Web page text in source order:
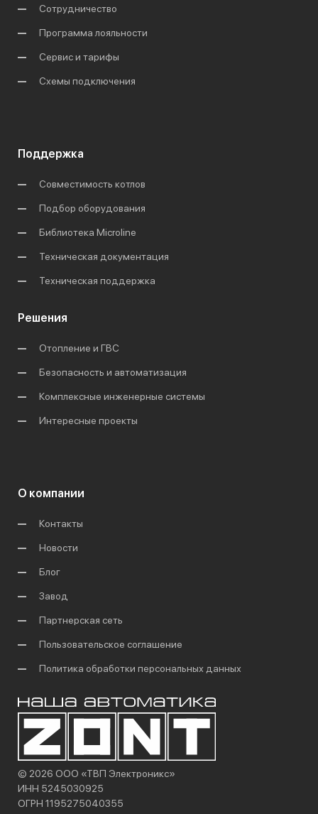
Сотрудничество
Программа лояльности
Сервис и тарифы
Схемы подключения
Поддержка
Совместимость котлов
Подбор оборудования
Библиотека Microline
Техническая документация
Техническая поддержка
Решения
Отопление и ГВС
Безопасность и автоматизация
Комплексные инженерные системы
Интересные проекты
О компании
Контакты
Новости
Блог
Завод
Партнерская сеть
Пользовательское соглашение
Политика обработки персональных данных
© 2026 ООО «ТВП Электроникс»
ИНН 5245030925
ОГРН 1195275040355